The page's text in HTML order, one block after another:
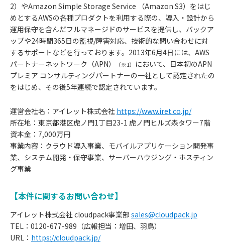
2）やAmazon Simple Storage Service （Amazon S3）をはじ
めとするAWSの各種プロダクトを利用する際の、導入・設計から
運用保守を含んだフルマネージドのサービスを提供し、バックア
ップや24時間365日の監視/障害対応、技術的な問い合わせに対
するサポートなどを行っております。2013年6月4日には、AWS
パートナーネットワーク（APN）
（※1）
において、日本初のAPN
プレミア コンサルティングパートナーの一社として認定されたの
をはじめ、その後5年連続で認定されています。
運営会社名：アイレット株式会社 https://www.iret.co.jp/
所在地：東京都港区虎ノ門1丁目23-1 虎ノ門ヒルズ森タワー7階
資本金：7,000万円
事業内容：クラウド導入事業、モバイルアプリケーション開発事
業、システム開発・保守事業、サーバーハウジング・ホスティン
グ事業
【本件に関するお問い合わせ】
アイレット株式会社 cloudpack事業部 sales@cloudpack.jp
TEL：0120-677-989（広報担当：増田、羽鳥）
URL： https://cloudpack.jp/